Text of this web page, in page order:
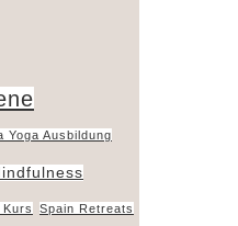
Yoga Ausbildung
Kurs Spain Retreats